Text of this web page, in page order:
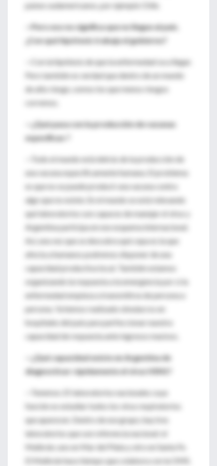
países sudamericanos, por ejemplo Chile.
—Pero eso no significa que no llegue al país.
¿Con qué hipótesis trabaja el gobierno?
—Con la hipótesis de que la enfermedad va a llegar.
Pero también es verdad que dentro de un mundo
de alto riesgo, somos los que menos riesgos
corremos.
—¿Qué pasa con la producción de vacunas
específicas ?
—Todo el mundo está detrás de la producción de
una vacuna específicamente humana. El problema
es que no se puede producir una vacuna contra
algo que no existe. En el mundo se está relevando
qué laboratorios son capaces de manejar el virus y
Argentina participa en ese esquema internacional.
Así, una vez que se descubra qué cepa es la que
afecta a humanos podremos disponer de una
capacidad productiva local. También estamos
organizando la respuesta a la emergencia por si la
enfermedad empieza a transmitirse de persona a
persona. Ya hemos realizado simulacros en
hospitales del país para perfeccionar nuestra
capacidad de respuesta ante ingresos masivos.
—¿Qué capacidad existe en Argentina de
diagnosticar rápidamente el virus H5N1?
—Tenemos 25 laboratorios nacionales cuya
función es estudiar todos los virus respiratorios
que aparecen. Dentro de ese grupo, hay tres
laboratorios que son referencia nacional: el
Malbrán; uno en Mar del Plata y otro en Santa Fe.
El Malbrán hace tiempo que colabora con la OMS.